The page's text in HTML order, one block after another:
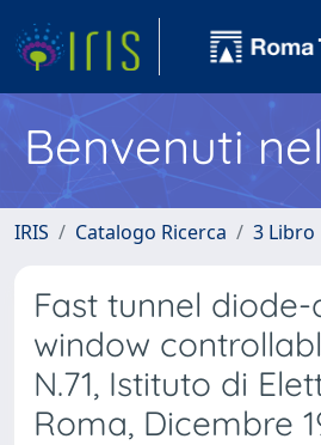
Benvenuti
IRIS Catalogo Ricerca 3 Libro
Fast tunnel
window
N.71, Istituto di
Roma, Dicembre